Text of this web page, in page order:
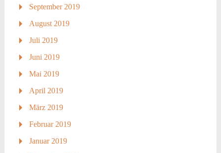
September 2019
August 2019
Juli 2019
Juni 2019
Mai 2019
April 2019
März 2019
Februar 2019
Januar 2019